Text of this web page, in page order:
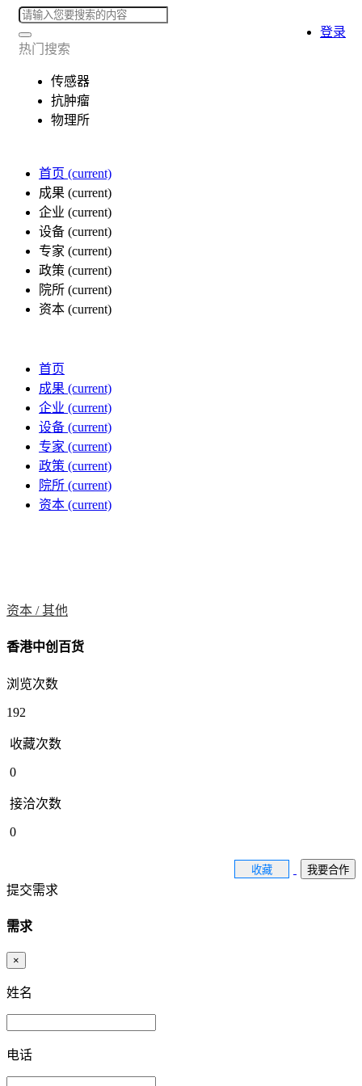
热门搜索
传感器
抗肿瘤
物理所
首页 (current)
成果 (current)
企业 (current)
设备 (current)
专家 (current)
政策 (current)
院所 (current)
资本 (current)
登录
首页
成果 (current)
企业 (current)
设备 (current)
专家 (current)
政策 (current)
院所 (current)
资本 (current)
资本 /其他
香港中创百货
浏览次数
192
收藏次数
0
接洽次数
0
收藏 我要合作
提交需求
需求
×
姓名
电话